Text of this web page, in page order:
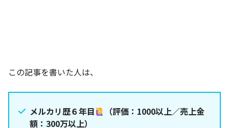
この記事を書いた人は、
メルカリ歴６年目
（評価：1000以上／売上金
額：300万以上）